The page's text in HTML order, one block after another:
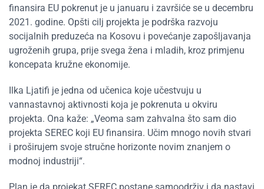
finansira EU pokrenut je u januaru i završiće se u decembru
2021. godine. Opšti cilj projekta je podrška razvoju
socijalnih preduzeća na Kosovu i povećanje zapošljavanja
ugroženih grupa, prije svega žena i mladih, kroz primjenu
koncepata kružne ekonomije.
Ilka Ljatifi je jedna od učenica koje učestvuju u
vannastavnoj aktivnosti koja je pokrenuta u okviru
projekta. Ona kaže: „Veoma sam zahvalna što sam dio
projekta SEREC koji EU finansira. Učim mnogo novih stvari
i proširujem svoje stručne horizonte novim znanjem o
modnoj industriji“.
Plan je da projekat SEREC postane samoodrživ i da nastavi